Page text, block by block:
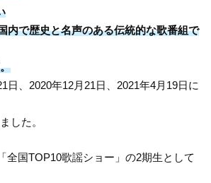
内で歴史と名声のある伝統的な歌番組で
日、2020年12月21日、2021年4月19日に
した。
全国TOP10歌謡ショー」の2期生として